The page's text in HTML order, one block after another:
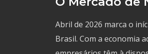
Abril de 2026 marca o
Brasil. Com a economia